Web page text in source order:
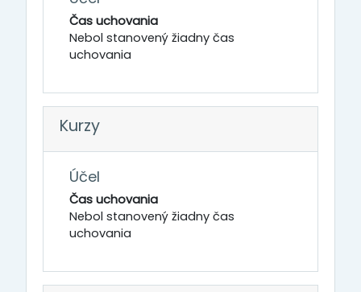
Čas uchovania
Nebol stanovený žiadny čas
uchovania
Kurzy
Účel
Čas uchovania
Nebol stanovený žiadny čas
uchovania